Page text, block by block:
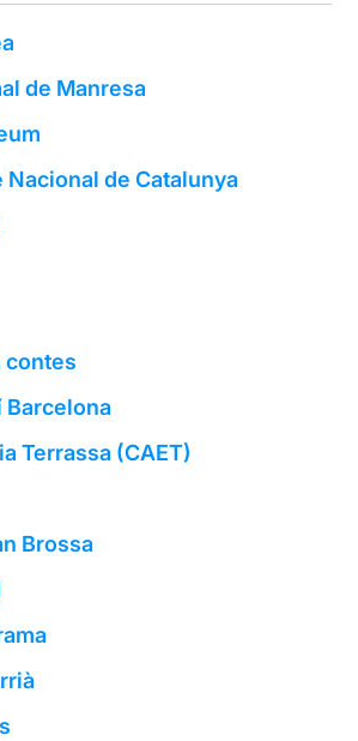
de Manresa
Nacional de Catalunya
contes
Barcelona
Terrassa (CAET)
Brossa